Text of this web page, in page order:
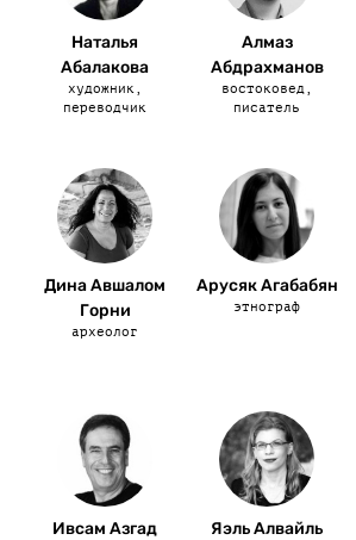
Наталья
Абалакова
художник,
переводчик
Алмаз
Абдрахманов
востоковед,
писатель
Дина Авшалом
Горни
археолог
Арусяк Агабабян
этнограф
Ивсам Азгад Яэль Алвайль